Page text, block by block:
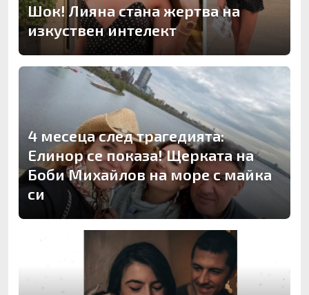
Шок! Лияна стана жертва на
изкуствен интелект
4 месеца след трагедията:
Елинор се показа! Щерката на
Боби Михайлов на море с майка
си